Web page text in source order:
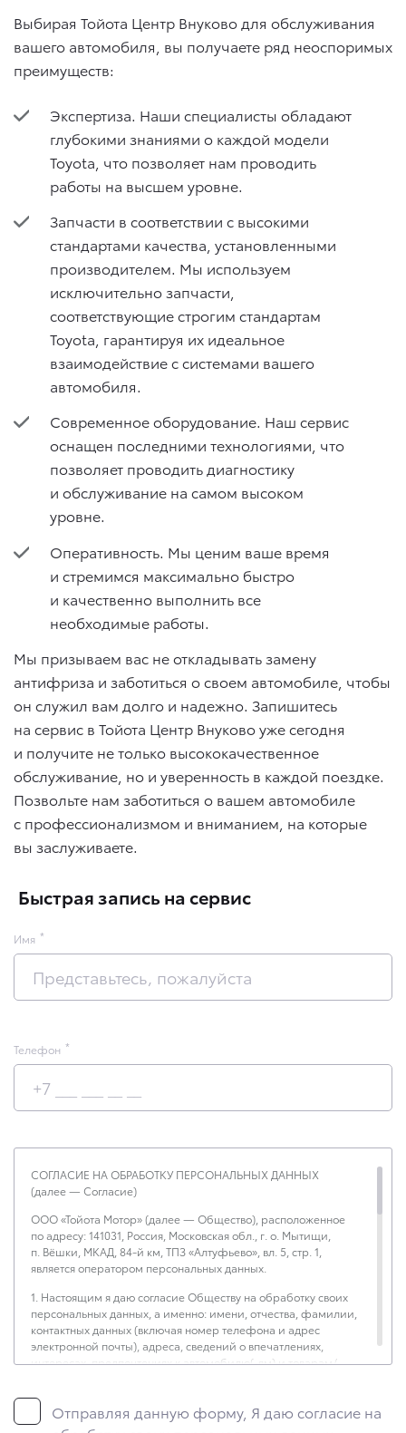
Выбирая Тойота Центр Внуково для обслуживания
вашего автомобиля, вы получаете ряд неоспоримых
преимуществ:
Экспертиза. Наши специалисты обладают
глубокими знаниями о каждой модели
Toyota, что позволяет нам проводить
работы на высшем уровне.
Запчасти в соответствии с высокими
стандартами качества, установленными
производителем. Мы используем
исключительно запчасти,
соответствующие строгим стандартам
Toyota, гарантируя их идеальное
взаимодействие с системами вашего
автомобиля.
Современное оборудование. Наш сервис
оснащен последними технологиями, что
позволяет проводить диагностику
и обслуживание на самом высоком
уровне.
Оперативность. Мы ценим ваше время
и стремимся максимально быстро
и качественно выполнить все
необходимые работы.
Мы призываем вас не откладывать замену
антифриза и заботиться о своем автомобиле, чтобы
он служил вам долго и надежно. Запишитесь
на сервис в Тойота Центр Внуково уже сегодня
и получите не только высококачественное
обслуживание, но и уверенность в каждой поездке.
Позвольте нам заботиться о вашем автомобиле
с профессионализмом и вниманием, на которые
вы заслуживаете.
Быстрая запись на сервис
Имя
Телефон
СОГЛАСИЕ НА ОБРАБОТКУ ПЕРСОНАЛЬНЫХ ДАННЫХ
(далее — Согласие)
ООО «Тойота Мотор» (далее — Общество), расположенное
по адресу: 141031, Россия, Московская обл., г. о. Мытищи,
п. Вёшки, МКАД, 84-й км, ТПЗ «Алтуфьево», вл. 5, стр. 1,
является оператором персональных данных.
1. Настоящим я даю согласие Обществу на обработку своих
персональных данных, а именно: имени, отчества, фамилии,
контактных данных (включая номер телефона и адрес
электронной почты), адреса, сведений о впечатлениях,
интересах, предпочтениях к автомобилю(-ям) и товарам/
системы устройства и модели мобильного телефона
посетителя сайта, уникального идентификатора посетителя
сайта, предпочтительного времени и способа для контакта,
Отправляя данную форму, Я даю согласие на